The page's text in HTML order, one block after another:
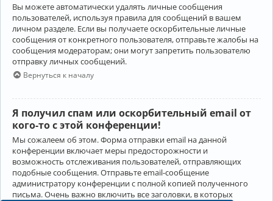
Вы можете автоматически удалять личные сообщения
пользователей, используя правила для сообщений в вашем
личном разделе. Если вы получаете оскорбительные личные
сообщения от конкретного пользователя, отправьте жалобы на
сообщения модераторам; они могут запретить пользователю
отправку личных сообщений.
Вернуться к началу
Я получил спам или оскорбительный email от
кого-то с этой конференции!
Мы сожалеем об этом. Форма отправки email на данной
конференции включает меры предосторожности и
возможность отслеживания пользователей, отправляющих
подобные сообщения. Отправьте email-сообщение
администратору конференции с полной копией полученного
письма. Очень важно включить все заголовки, в которых